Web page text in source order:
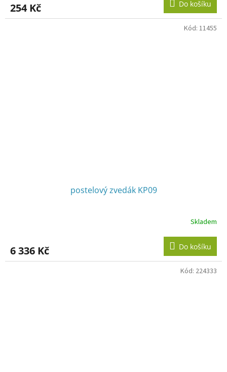
254 Kč Do košíku
postelový zvedák KP09
Skladem
6 336 Kč Do košíku
Kód: 11455
Kód: 224333